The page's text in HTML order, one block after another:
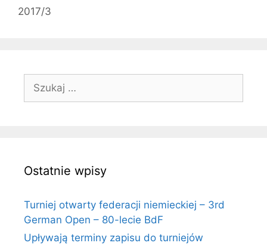
2017/3
Szukaj:
Ostatnie wpisy
Turniej otwarty federacji niemieckiej – 3rd
German Open – 80-lecie BdF
Upływają terminy zapisu do turniejów